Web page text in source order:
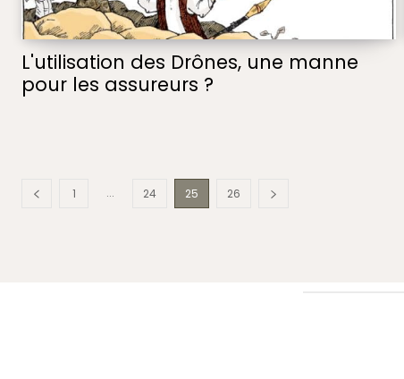
L'utilisation des Drônes, une manne
pour les assureurs ?
1 ... 24 25 26